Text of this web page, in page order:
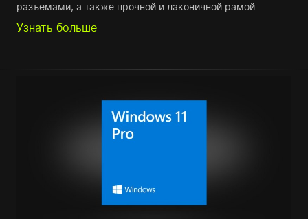
разъемами, а также прочной и лаконичной рамой.
Узнать больше